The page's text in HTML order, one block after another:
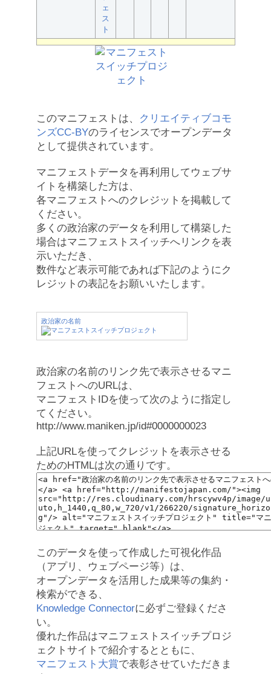
ェ
ス
ト
このマニフェストは、
クリエイティブコモ
ンズCC-BYのライセンスでオープンデータ
として提供されています。
マニフェストデータを再利用してウェブサ
イトを構築した方は、
各マニフェストへのクレジットを掲載して
ください。
多くの政治家のデータを利用して構築した
場合はマニフェストスイッチへリンクを表
示いただき、
数件など表示可能であれば下記のようにク
レジットの表記をお願いいたします。
政治家の名前
政治家の名前のリンク先で表示させるマニ
フェストへのURLは、
マニフェストIDを使って次のように指定し
てください。
http://www.maniken.jp/id#0000000023
上記URLを使ってクレジットを表示させる
ためのHTMLは次の通りです。
このデータを使って作成した可視化作品
（アプリ、ウェブページ等）は、
オープンデータを活用した成果等の集約・
検索ができる、
Knowledge Connectorに必ずご登録くださ
い。
優れた作品はマニフェストスイッチプロジ
ェクトサイトで紹介するとともに、
マニフェスト大賞で表彰させていただきま